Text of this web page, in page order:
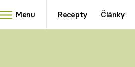
Menu Recepty Články